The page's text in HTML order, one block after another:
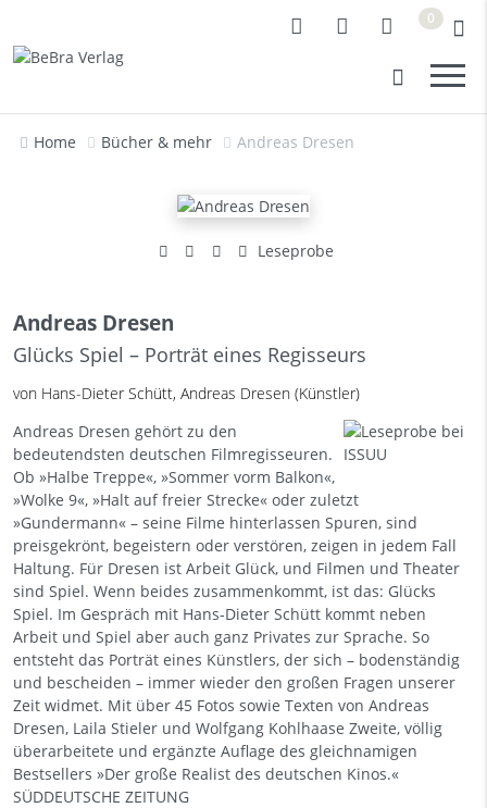
0
Home Bücher & mehr Andreas Dresen
Leseprobe
Andreas Dresen
Glücks Spiel – Porträt eines Regisseurs
von Hans-Dieter Schütt, Andreas Dresen (Künstler)
Andreas Dresen gehört zu den
bedeutendsten deutschen Filmregisseuren.
Ob »Halbe Treppe«, »Sommer vorm Balkon«,
»Wolke 9«, »Halt auf freier Strecke« oder zuletzt
»Gundermann« – seine Filme hinterlassen Spuren, sind
preisgekrönt, begeistern oder verstören, zeigen in jedem Fall
Haltung. Für Dresen ist Arbeit Glück, und Filmen und Theater
sind Spiel. Wenn beides zusammenkommt, ist das: Glücks
Spiel. Im Gespräch mit Hans-Dieter Schütt kommt neben
Arbeit und Spiel aber auch ganz Privates zur Sprache. So
entsteht das Porträt eines Künstlers, der sich – bodenständig
und bescheiden – immer wieder den großen Fragen unserer
Zeit widmet. Mit über 45 Fotos sowie Texten von Andreas
Dresen, Laila Stieler und Wolfgang Kohlhaase Zweite, völlig
überarbeitete und ergänzte Auflage des gleichnamigen
Bestsellers »Der große Realist des deutschen Kinos.«
SÜDDEUTSCHE ZEITUNG